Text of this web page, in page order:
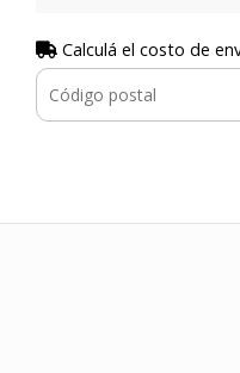
Calculá el costo de